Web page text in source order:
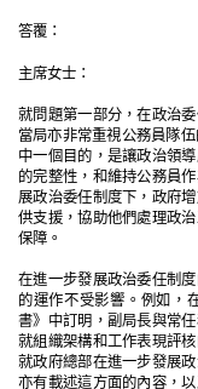
答覆：
主席女士：
就問題第一部分，在政治
當局亦非常重視公務員隊
中一個目的，是讓政治領
的完整性，和維持公務員
展政治委任制度下，政府
供支援，協助他們處理政
保障。
在進一步發展政治委任制
的運作不受影響。例如，
書》中訂明，副局長與常
就組織架構和工作表現評
就政府總部在進一步發展
亦有載述這方面的內容，